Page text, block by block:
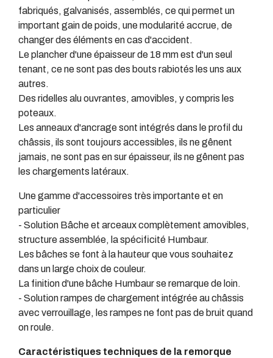
fabriqués, galvanisés, assemblés, ce qui permet un
important gain de poids, une modularité accrue, de
changer des éléments en cas d'accident.
Le plancher d'une épaisseur de 18 mm est d'un seul
tenant, ce ne sont pas des bouts rabiotés les uns aux
autres.
Des ridelles alu ouvrantes, amovibles, y compris les
poteaux.
Les anneaux d'ancrage sont intégrés dans le profil du
châssis, ils sont toujours accessibles, ils ne gênent
jamais, ne sont pas en sur épaisseur, ils ne gênent pas
les chargements latéraux.
Une gamme d'accessoires très importante et en
particulier
- Solution Bâche et arceaux complètement amovibles,
structure assemblée, la spécificité Humbaur.
Les bâches se font à la hauteur que vous souhaitez
dans un large choix de couleur.
La finition d'une bâche Humbaur se remarque de loin.
- Solution rampes de chargement intégrée au châssis
avec verrouillage, les rampes ne font pas de bruit quand
on roule.
Caractéristiques techniques de la remorque